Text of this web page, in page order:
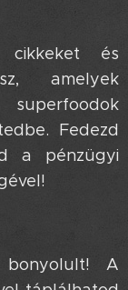
cikkeket és
amelyek
Fedezd
a pénzügyi
A